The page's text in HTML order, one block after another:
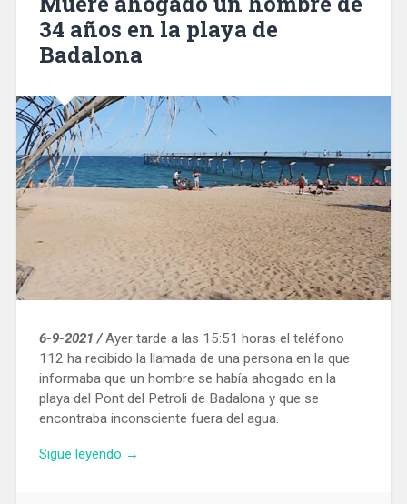
34 años en la playa de
Badalona
6-9-2021 /Ayer tarde a las 15:51 horas el teléfono
112 ha recibido la llamada de una persona en la que
informaba que un hombre se había ahogado en la
playa del Pont del Petroli de Badalona y que se
encontraba inconsciente fuera del agua.
Sigue leyendo «Muere
→